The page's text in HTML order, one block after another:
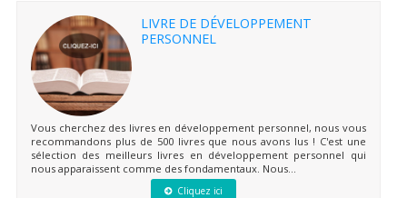
LIVRE DE DÉVELOPPEMENT
PERSONNEL
Vous cherchez des livres en développement personnel, nous vous
recommandons plus de 500 livres que nous avons lus ! C'est une
sélection des meilleurs livres en développement personnel qui
nous apparaissent comme des fondamentaux. Nous...
Cliquez ici